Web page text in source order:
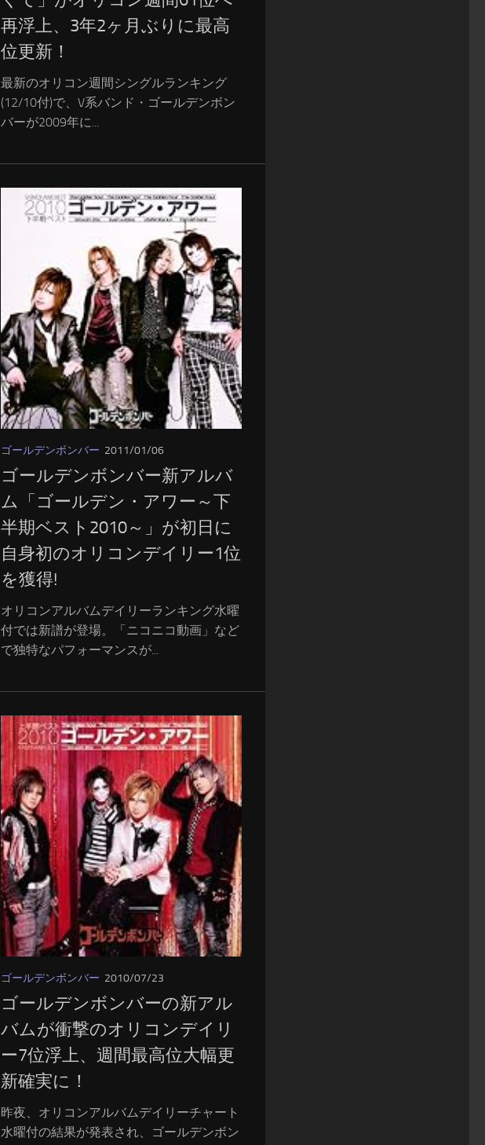
再浮上、3年2ヶ月ぶりに最高
位更新！
最新のオリコン週間シングルランキング
(12/10付)で、V系バンド・ゴールデンボン
バーが2009年に...
ゴールデンボンバー 2011/01/06
ゴールデンボンバー新アルバ
ム「ゴールデン・アワー～下
半期ベスト2010～」が初日に
自身初のオリコンデイリー1位
を獲得!
オリコンアルバムデイリーランキング水曜
付では新譜が登場。「ニコニコ動画」など
で独特なパフォーマンスが...
ゴールデンボンバー 2010/07/23
ゴールデンボンバーの新アル
バムが衝撃のオリコンデイリ
ー7位浮上、週間最高位大幅更
新確実に！
昨夜、オリコンアルバムデイリーチャート
水曜付の結果が発表され、ゴールデンボン